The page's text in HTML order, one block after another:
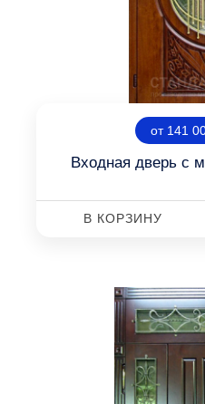
от 141
Входная дверь с
В КОРЗИНУ